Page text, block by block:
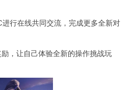
行在线共同交流，完成更多全新对
，让自己体验全新的操作挑战玩